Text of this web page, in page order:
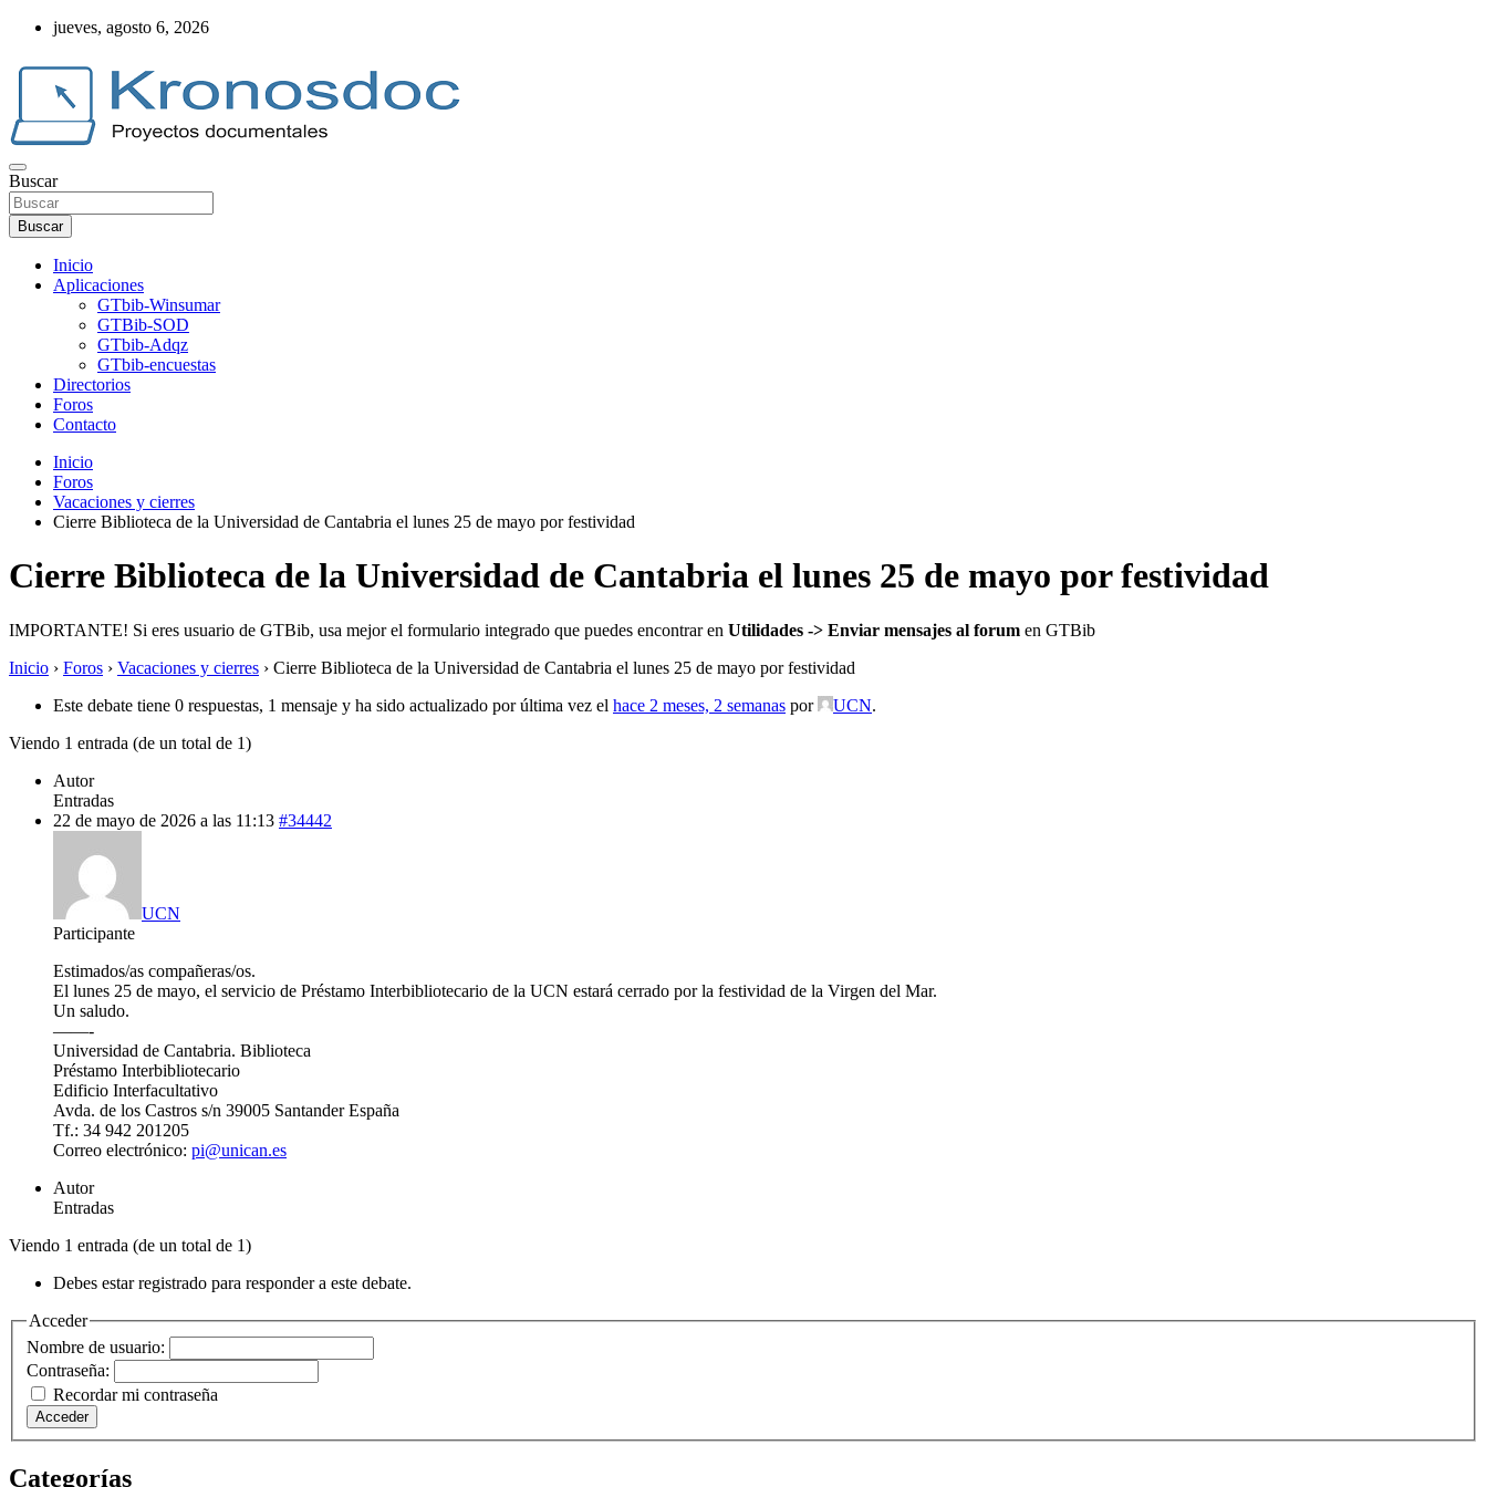
Saltar
contenido
jueves, agosto 6, 2026
Web Kronosdoc
Buscar
Buscar
Inicio
Aplicaciones
GTbib-Winsumar
GTBib-SOD
GTbib-Adqz
GTbib-encuestas
Directorios
Foros
Contacto
Inicio
Foros
Vacaciones y cierres
Cierre Biblioteca de la Universidad de Cantabria el lunes 25 de mayo por festividad
Cierre Biblioteca de la Universidad de Cantabria el lunes 25 de mayo por festividad
IMPORTANTE! Si eres usuario de GTBib, usa mejor el formulario integrado que puedes encontrar en Utilidades -> Enviar mensajes al forum en GTBib
Inicio › Foros › Vacaciones y cierres › Cierre Biblioteca de la Universidad de Cantabria el lunes 25 de mayo por festividad
Este debate tiene 0 respuestas, 1 mensaje y ha sido actualizado por última vez el hace 2 meses, 2 semanas por UCN.
Viendo 1 entrada (de un total de 1)
Autor
Entradas
22 de mayo de 2026 a las 11:13 #34442
UCN
Participante
Estimados/as compañeras/os.
El lunes 25 de mayo, el servicio de Préstamo Interbibliotecario de la UCN estará cerrado por la festividad de la Virgen del Mar.
Un saludo.
——-
Universidad de Cantabria. Biblioteca
Préstamo Interbibliotecario
Edificio Interfacultativo
Avda. de los Castros s/n 39005 Santander España
Tf.: 34 942 201205
Correo electrónico: pi@unican.es
Autor
Entradas
Viendo 1 entrada (de un total de 1)
Debes estar registrado para responder a este debate.
Acceder
Nombre de usuario:
Contraseña:
Recordar mi contraseña
Acceder
Categorías